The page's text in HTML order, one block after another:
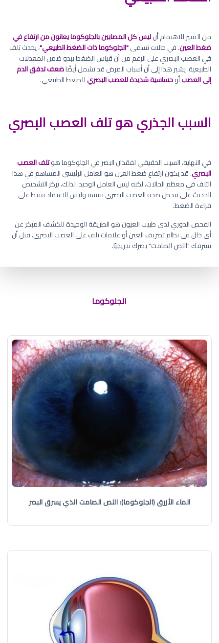
من المثير للاهتمام أنليس كل المصابين بالجلوكوما يعانون من ارتفاع في
ضغط العين. في حالات تسمى"الجلوكوما ذات الضغط الطبيعي"، يحدث تلف
في العصب البصري على الرغم من أن قياس الضغط يبدو ضمن المعدلات
الطبيعية. يشير هذا إلى أن أسباب المرض قد تشمل أيضًاضعف تدفق الدم
إلى العصبأوحساسية شديدة للعصب البصريللضغط الطبيعي.
السبب الجذري هو تلف العصب البصري
في النهاية، السبب الحقيقي لفقدان البصر في الجلوكوما هوتلف العصب
البصري. قد يكون ارتفاع ضغط العين هو العامل الرئيسي المساهم في هذا
التلف في معظم الحالات، لكنه ليس العامل الوحيد. لذلك، يركز التشخيص
الحديث على فحص صحة العصب البصري نفسه وليس الاعتماد فقط على
قراءة الضغط.
الفحص الدوري لدى طبيب العيون هو الطريقة الوحيدة للكشف المبكر عن
أي خلل في نظام تصريف العين أو علامات تلف على العصب البصري، قبل أن
يسرقك "اللص الصامت" بصرك تدريجيًا.
الجلوكوما
الماء الأزرق (الجلوكوما): اللص الصامت الذي يسرق البصر